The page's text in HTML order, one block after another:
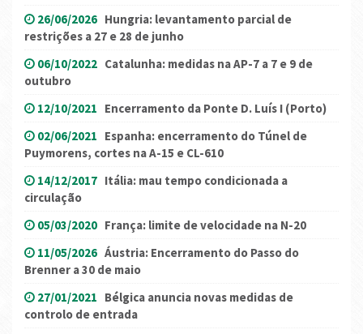
26/06/2026 Hungria: levantamento parcial de
restrições a 27 e 28 de junho
06/10/2022 Catalunha: medidas na AP-7 a 7 e 9 de
outubro
12/10/2021 Encerramento da Ponte D. Luís I (Porto)
02/06/2021 Espanha: encerramento do Túnel de
Puymorens, cortes na A-15 e CL-610
14/12/2017 Itália: mau tempo condicionada a
circulação
05/03/2020 França: limite de velocidade na N-20
11/05/2026 Áustria: Encerramento do Passo do
Brenner a 30 de maio
27/01/2021 Bélgica anuncia novas medidas de
controlo de entrada